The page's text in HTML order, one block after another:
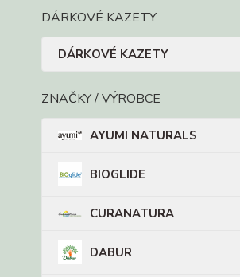
DÁRKOVÉ KAZETY
DÁRKOVÉ KAZETY
ZNAČKY / VÝROBCE
AYUMI NATURALS
BIOGLIDE
CURANATURA
DABUR